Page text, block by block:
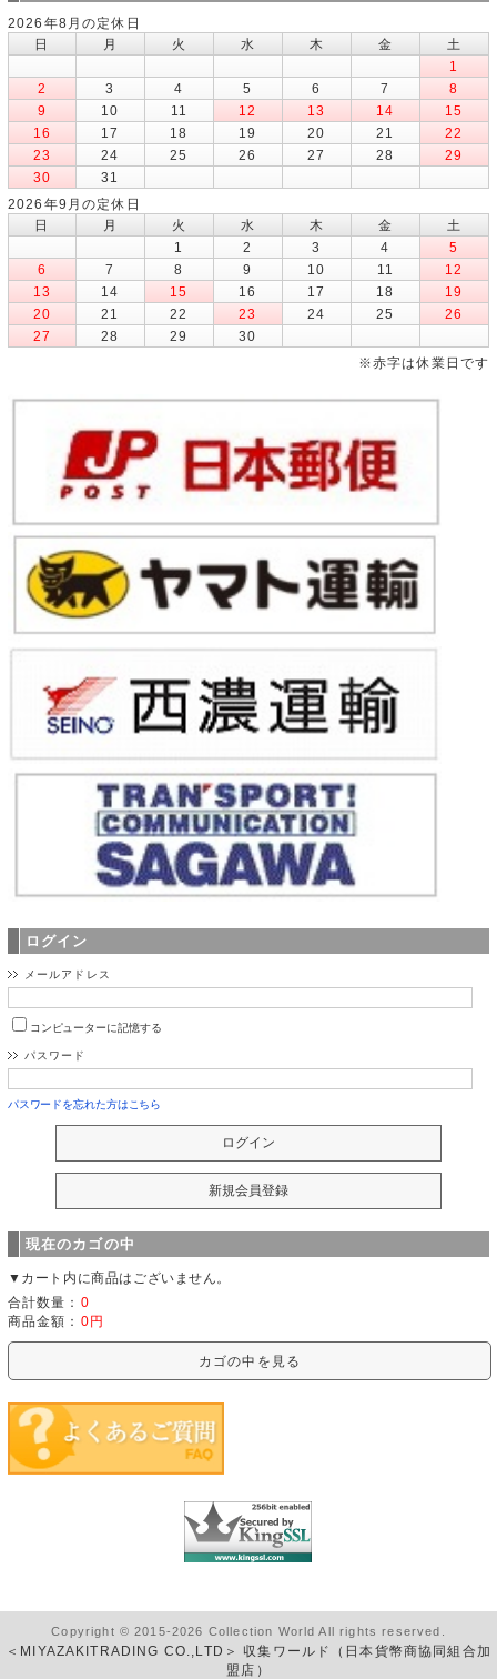
2026年8月の定休日
日
月 火 水 木 金
土
1
2
3 4 5 6 7
8
9
10 11 12 13 14
15
16
17 18 19 20 21
22
23
24 25 26 27 28
29
30
31
2026年9月の定休日
日
月 火 水 木 金
土
1
2 3 4
5
6
7 8 9 10 11
12
13
14 15 16 17 18
19
20
21 22 23 24 25
26
27
28 29
30
※赤字は休業日です
ログイン
メールアドレス
コンピューターに記憶する
パスワード
パスワードを忘れた方はこちら
現在のカゴの中
▼カート内に商品はございません。
合計数量： 0
商品金額： 0円
カゴの中を見る
Copyright © 2015-2026 Collection World All rights reserved.
＜MIYAZAKITRADING CO.,LTD＞ 収集ワールド（日本貨幣商協同組合加
盟店）